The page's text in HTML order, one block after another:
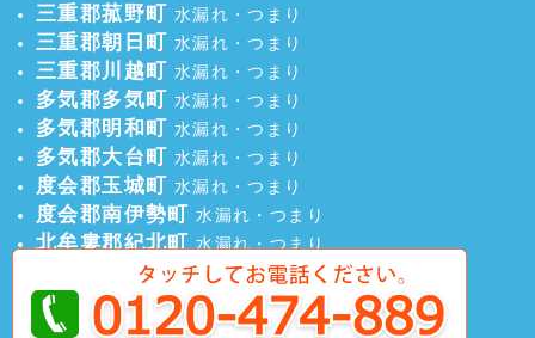
三重郡菰野町 水漏れ・つまり
三重郡朝日町 水漏れ・つまり
三重郡川越町 水漏れ・つまり
多気郡多気町 水漏れ・つまり
多気郡明和町 水漏れ・つまり
多気郡大台町 水漏れ・つまり
度会郡玉城町 水漏れ・つまり
度会郡南伊勢町 水漏れ・つまり
北牟婁郡紀北町 水漏れ・つまり
南牟婁郡御浜町水漏れ・つまり
南牟婁郡紀宝町水漏れ・つまり